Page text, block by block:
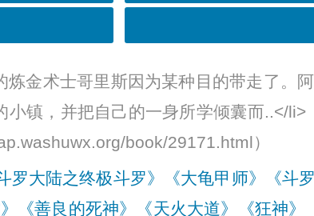
金术士哥里斯因为某种目的带走了。
小镇，并把自己的一身所学倾囊而..</
book/29171.html）
罗大陆之终极斗罗》 《大龟甲师》 《斗
《善良的死神》 《天火大道》 《狂神》